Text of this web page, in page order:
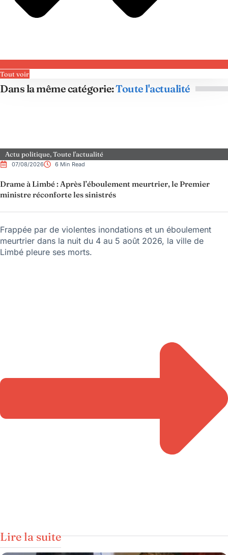
Tout voir
Dans la même catégorie:Toute l'actualité
Actu politique,Toute l'actualité
07/08/2026 6 Min Read
Drame à Limbé : Après l’éboulement meurtrier, le Premier
ministre réconforte les sinistrés
Frappée par de violentes inondations et un éboulement
meurtrier dans la nuit du 4 au 5 août 2026, la ville de
Limbé pleure ses morts.
Lire la suite